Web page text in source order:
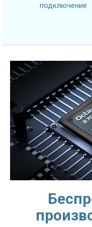
подключение